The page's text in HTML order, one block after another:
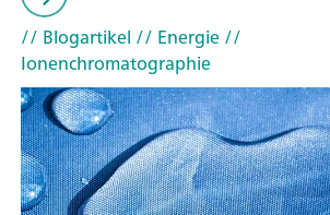
// Blogartikel // Energie//
Ionenchromatographie